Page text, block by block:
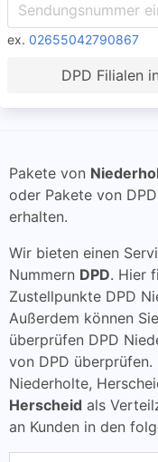
ex. 02655042790867
DPD Filialen
Pakete von
oder Pakete von
erhalten.
Wir bieten einen
Nummern DPD. Hier
Zustellpunkte DPD
Außerdem können
überprüfen DPD
von DPD
Niederholte,
Herscheid als
an Kunden in den